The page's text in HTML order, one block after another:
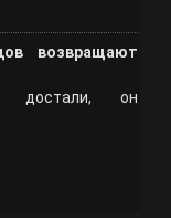
возвращают
достали, он